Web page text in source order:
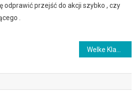
przejść do akcji szybko , czy
.